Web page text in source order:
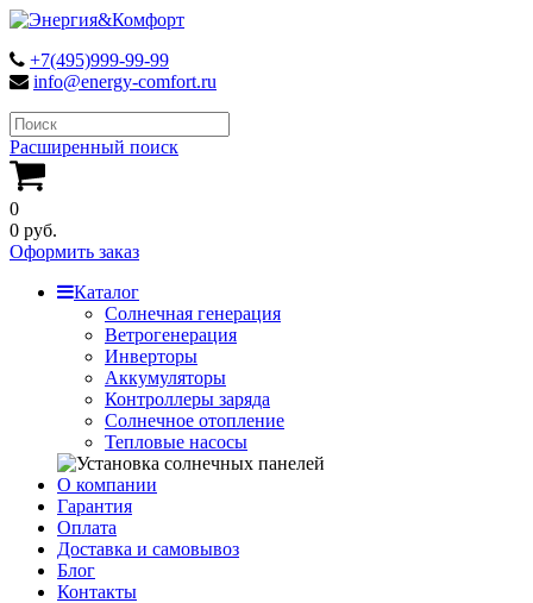
+7(495)999-99-99
info@energy-comfort.ru
Расширенный поиск
0
0 руб.
Оформить заказ
Каталог
Солнечная генерация
Ветрогенерация
Инверторы
Аккумуляторы
Контроллеры заряда
Солнечное отопление
Тепловые насосы
О компании
Гарантия
Оплата
Доставка и самовывоз
Блог
Контакты